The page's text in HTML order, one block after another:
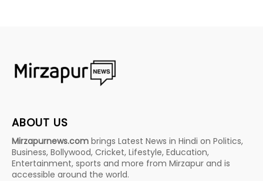
ABOUT US
Mirzapurnews.com brings Latest News in Hindi on Politics,
Business, Bollywood, Cricket, Lifestyle, Education,
Entertainment, sports and more from Mirzapur and is
accessible around the world.